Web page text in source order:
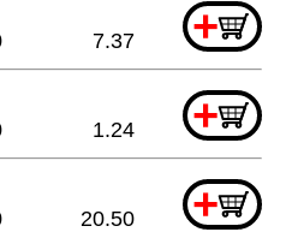
+
7.37
+
1.24
+
20.50